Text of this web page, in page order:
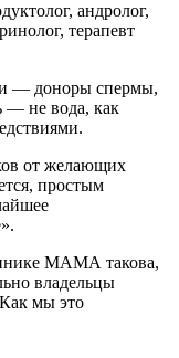
андролог,
терапевт
— доноры спермы,
— не вода, как
от желающих
простым
МАМА такова,
владельцы
Как мы это